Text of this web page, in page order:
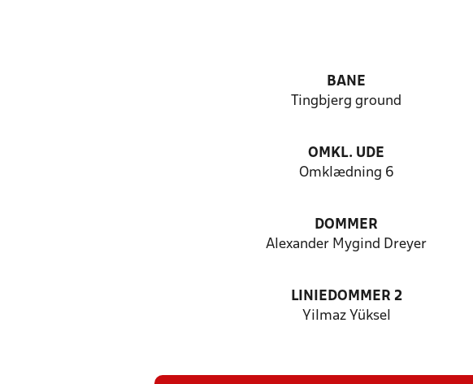
BANE
Tingbjerg ground
OMKL. UDE
Omklædning 6
DOMMER
Alexander Mygind Dreyer
LINIEDOMMER 2
Yilmaz Yüksel